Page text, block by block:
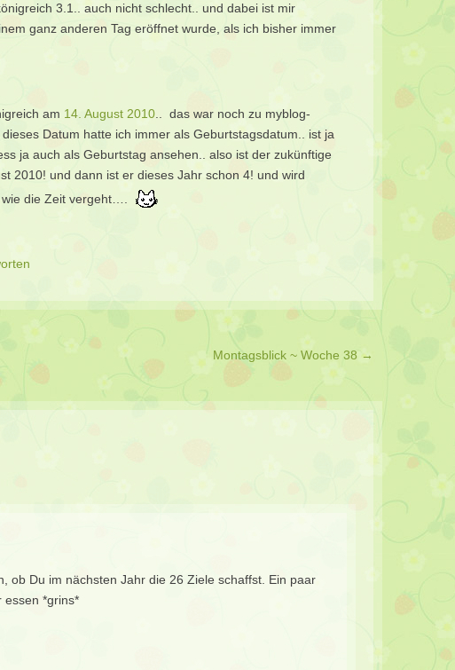
3.1.. auch nicht schlecht.. und dabei ist mir
ganz anderen Tag eröffnet wurde, als ich bisher immer
am 14. August 2010 .. das war noch zu myblog-
Datum hatte ich immer als Geburtstagsdatum.. ist ja
ja auch als Geburtstag ansehen.. also ist der zukünftige
2010! und dann ist er dieses Jahr schon 4! und wird
die Zeit vergeht….
Montagsblick ~ Woche 38 →
ob Du im nächsten Jahr die 26 Ziele schaffst. Ein paar
essen *grins*